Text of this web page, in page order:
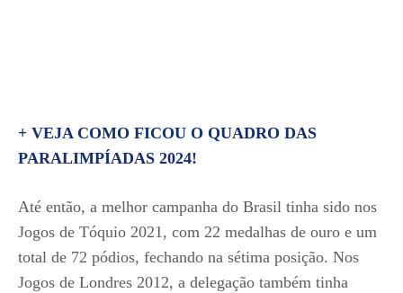
+ VEJA COMO FICOU O QUADRO DAS
PARALIMPÍADAS 2024!
Até então, a melhor campanha do Brasil tinha sido nos
Jogos de Tóquio 2021, com 22 medalhas de ouro e um
total de 72 pódios, fechando na sétima posição. Nos
Jogos de Londres 2012, a delegação também tinha